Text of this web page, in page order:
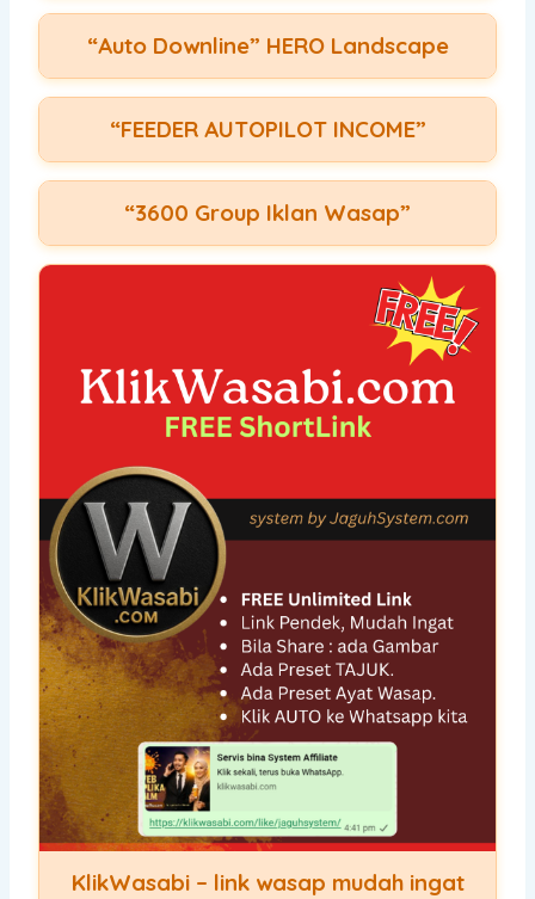
“Auto Downline” HERO Landscape
“FEEDER AUTOPILOT INCOME”
“3600 Group Iklan Wasap”
KlikWasabi – link wasap mudah ingat